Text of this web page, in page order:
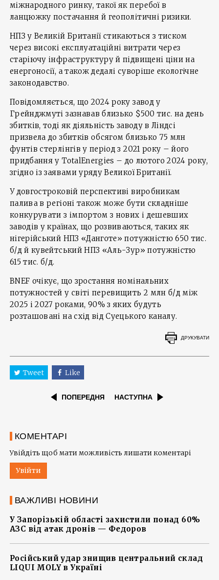
міжнародного ринку, такої як перебої в
ланцюжку постачання й геополітичні ризики.
НПЗ у Великій Британії стикаються з тиском
через високі експлуатаційні витрати через
старіючу інфраструктуру й підвищені ціни на
енергоносії, а також дедалі суворіше екологічне
законодавство.
Повідомляється, що 2024 року завод у
Грейнджмуті зазнавав близько $500 тис. на день
збитків, тоді як діяльність заводу в Ліндсі
призвела до збитків обсягом близько 75 млн
фунтів стерлінгів у період з 2021 року – його
придбання у TotalEnergies – до лютого 2024 року,
згідно із заявами уряду Великої Британії.
У довгостроковій перспективі виробникам
палива в регіоні також може бути складніше
конкурувати з імпортом з нових і дешевших
заводів у країнах, що розвиваються, таких як
нігерійський НПЗ «Данготе» потужністю 650 тис.
б/д й кувейтський НПЗ «Аль-Зур» потужністю
615 тис. б/д.
BNEF очікує, що зростання номінальних
потужностей у світі перевищить 2 млн б/д між
2025 і 2027 роками, 90% з яких будуть
розташовані на схід від Суецького каналу.
ДРУКУВАТИ
Tweet Like
ПОПЕРЕДНЯ НАСТУПНА
КОМЕНТАРІ
Увійдіть щоб мати можливість лишати коментарі
Увійти
ВАЖЛИВІ НОВИНИ
У Запорізькій області захистили понад 60%
АЗС від атак дронів — Федоров
Російський удар знищив центральний склад
LIQUI MOLY в Україні